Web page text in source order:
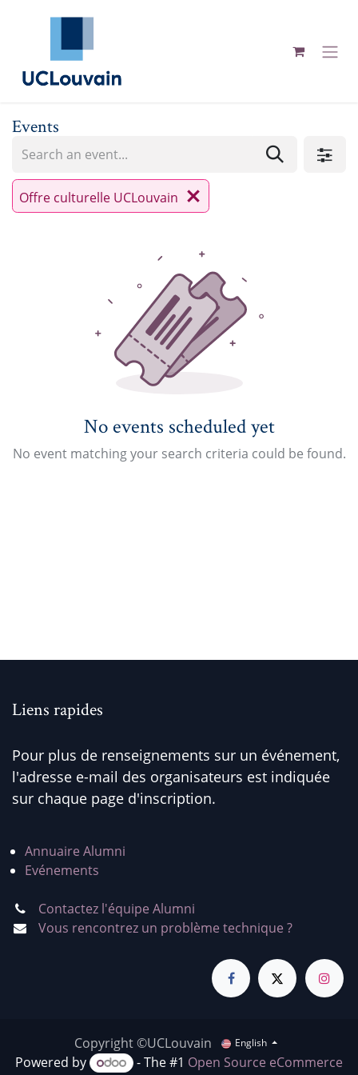
Skip to Content
Events
Offre culturelle UCLouvain
No events scheduled yet
No event matching your search criteria could be found.
Liens rapides
Pour plus de renseignements sur un événement,
l'adresse e-mail des organisateurs est indiquée
sur chaque page d'inscription.
Annuaire Alumni
Evénements
Contactez l'équipe Alumni
Vous rencontrez un problème technique ?
Copyright ©UCLouvain English
Powered by - The #1 Open Source eCommerce